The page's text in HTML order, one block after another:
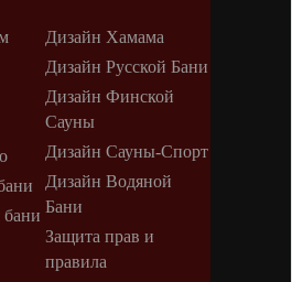
бани
Дизайн Хамама
Дизайн Русской Бани
Дизайн Финской
Сауны
Дизайн Сауны-Спорт
Дизайн Водяной
Бани
Защита прав и
правила